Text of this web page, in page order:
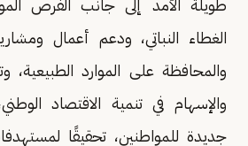
طويلة الأمد إلى جانب الفرص
الغطاء النباتي، ودعم أعمال
والمحافظة على الموارد الطبيعية،
والإسهام في تنمية الاقتصاد
جديدة للمواطنين، تحقيقًا